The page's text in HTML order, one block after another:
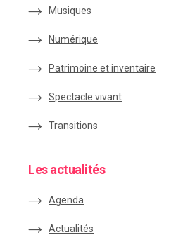
Musiques
Numérique
Patrimoine et inventaire
Spectacle vivant
Transitions
Les actualités
Agenda
Actualités